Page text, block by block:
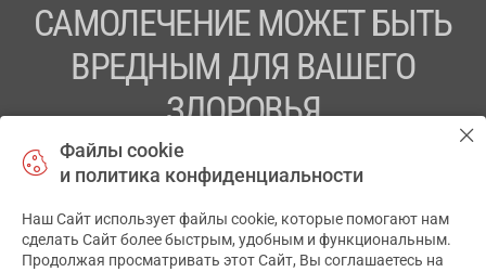
САМОЛЕЧЕНИЕ МОЖЕТ БЫТЬ
ВРЕДНЫМ ДЛЯ ВАШЕГО
ЗДОРОВЬЯ
ПЕРЕД ПРИМЕНЕНИЕМ ПРЕПАРАТА
ПРОКОНСУЛЬТИРУЙТЕСЬ С ВРАЧОМ
ТОВ «АПТЕКА 911.ЮА» Код ЄДРПОУ 43631965.
Файлы cookie
и политика конфиденциальности
Наш Сайт использует файлы cookie, которые помогают нам
сделать Сайт более быстрым, удобным и функциональным.
Продолжая просматривать этот Сайт, Вы соглашаетесь на
✕